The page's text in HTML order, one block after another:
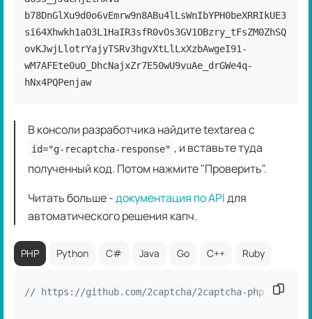
b78DnGlXu9d0o6vEmrw9n8ABu4lLsWnIbYPH0beXRRIkUE3
si64Xhwkh1aO3L1HaIR3sfR0vOs3GV1OBzry_tFsZM0ZhSQ
ovKJwjLlotrYajyTSRv3hgvXtLlLxXzbAwgeI91-
wM7AFEte0uO_DhcNajxZr7E50wU9vuAe_drGWe4q-
hNx4PQPenjaw
В консоли разработчика найдите textarea с
id="g-recaptcha-response" , и вставьте туда
полученный код. Потом нажмите "Проверить".
Читать больше -документация по APIдля
автоматического решения капч.
PHP Python C# Java Go C++ Ruby
// https://github.com/2captcha/2captcha-php